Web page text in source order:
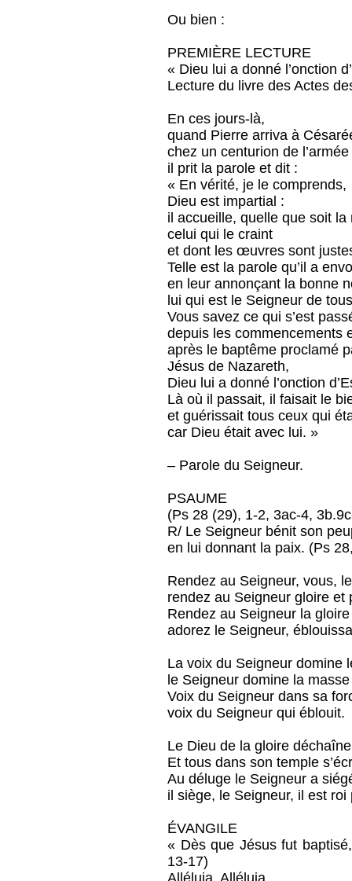
Ou bien :
PREMIÈRE LECTURE
« Dieu lui a donné l’onction
Lecture du livre des Actes
En ces jours-là,
quand Pierre arriva à
chez un centurion de
il prit la parole et dit :
« En vérité, je le comprends,
Dieu est impartial :
il accueille, quelle que soit la
celui qui le craint
et dont les œuvres sont
Telle est la parole qu’il a
en leur annonçant la bonne
lui qui est le Seigneur de
Vous savez ce qui s’est
depuis les commencements
après le baptême proclamé
Jésus de Nazareth,
Dieu lui a donné l’onction
Là où il passait, il faisait le
et guérissait tous ceux qui
car Dieu était avec lui. »
– Parole du Seigneur.
PSAUME
(Ps 28 (29), 1-2, 3ac-4,
R/ Le Seigneur bénit son
en lui donnant la paix. (Ps
Rendez au Seigneur, vous,
rendez au Seigneur gloire et
Rendez au Seigneur la
adorez le Seigneur,
La voix du Seigneur domine
le Seigneur domine la
Voix du Seigneur dans sa
voix du Seigneur qui éblouit.
Le Dieu de la gloire
Et tous dans son temple
Au déluge le Seigneur a
il siège, le Seigneur, il est roi
ÉVANGILE
« Dès que Jésus fut
13-17)